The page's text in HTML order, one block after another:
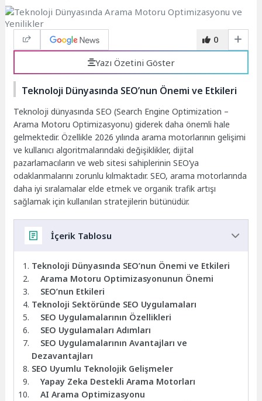
0
Yazı Özetini Göster
Teknoloji Dünyasında SEO’nun Önemi ve Etkileri
Teknoloji dünyasında SEO (Search Engine Optimization –
Arama Motoru Optimizasyonu) giderek daha önemli hale
gelmektedir. Özellikle 2026 yılında arama motorlarının gelişimi
ve kullanıcı algoritmalarındaki değişiklikler, dijital
pazarlamacıların ve web sitesi sahiplerinin SEO’ya
odaklanmalarını zorunlu kılmaktadır. SEO, arama motorlarında
daha iyi sıralamalar elde etmek ve organik trafik artışı
sağlamak için kullanılan stratejilerin bütünüdür.
İçerik Tablosu
Teknoloji Dünyasında SEO’nun Önemi ve Etkileri
Arama Motoru Optimizasyonunun Önemi
SEO’nun Etkileri
Teknoloji Sektöründe SEO Uygulamaları
SEO Uygulamalarının Özellikleri
SEO Uygulamaları Adımları
SEO Uygulamalarının Avantajları ve
Dezavantajları
SEO Uyumlu Teknolojik Gelişmeler
Yapay Zeka Destekli Arama Motorları
AI Arama Optimizasyonu